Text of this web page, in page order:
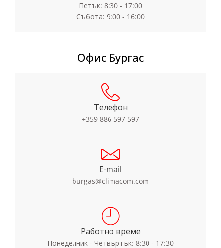
Петък: 8:30 - 17:00
Събота: 9:00 - 16:00
Офис Бургас
Телефон
+359 886 597 597
E-mail
burgas@climacom.com
Работно време
Понеделник - Четвъртък: 8:30 - 17:30